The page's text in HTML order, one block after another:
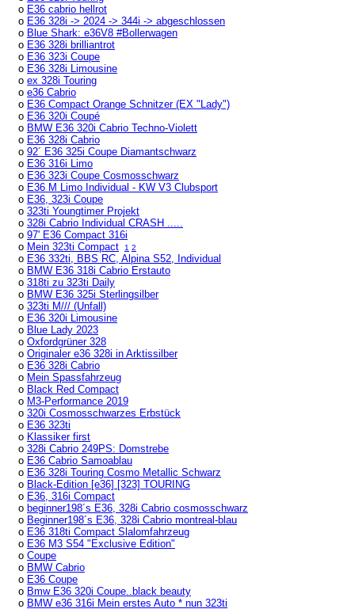
o E36 cabrio hellrot
o E36 328i -> 2024 -> 344i -> abgeschlossen
o Blue Shark: e36V8 #Bollerwagen
o E36 328i brilliantrot
o E36 323i Coupe
o E36 328i Limousine
o ex 328i Touring
o e36 Cabrio
o E36 Compact Orange Schnitzer (EX "Lady")
o E36 320i Coupé
o BMW E36 320i Cabrio Techno-Violett
o E36 328i Cabrio
o 92´ E36 325i Coupe Diamantschwarz
o E36 316i Limo
o E36 323i Coupe Cosmosschwarz
o E36 M Limo Individual - KW V3 Clubsport
o E36, 323i Coupe
o 323ti Youngtimer Projekt
o 328i Cabrio Individual CRASH .....
o 97' E36 Compact 316i
o Mein 323ti Compact 1 2
o E36 332ti, BBS RC, Alpina S52, Individual
o BMW E36 318i Cabrio Erstauto
o 318ti zu 323ti Daily
o BMW E36 325i Sterlingsilber
o 323ti M/// (Unfall)
o E36 320i Limousine
o Blue Lady 2023
o Oxfordgrüner 328
o Originaler e36 328i in Arktissilber
o E36 328i Cabrio
o Mein Spassfahrzeug
o Black Red Compact
o M3-Performance 2019
o 320i Cosmosschwarzes Erbstück
o E36 323ti
o Klassiker first
o 328i Cabrio 249PS: Domstrebe
o E36 Cabrio Samoablau
o E36 328i Touring Cosmo Metallic Schwarz
o Black-Edition [e36] [323] TOURING
o E36, 316i Compact
o beginner198´s E36, 328i Cabrio cosmosschwarz
o Beginner198´s E36, 328i Cabrio montreal-blau
o E36 318ti Compact Slalomfahrzeug
o E36 M3 S54 "Exclusive Edition"
o Coupe
o BMW Cabrio
o E36 Coupe
o Bmw E36 320i Coupe..black beauty
o BMW e36 316i Mein erstes Auto * nun 323ti